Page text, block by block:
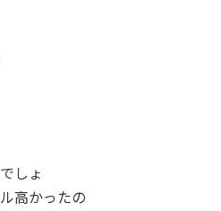
しょ
高かったの